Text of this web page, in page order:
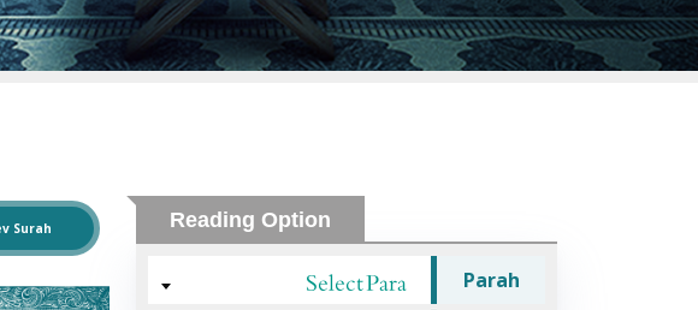
Surah Reading Option
Select Para Parah